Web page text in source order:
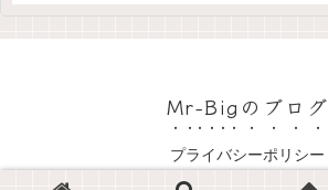
Mr-Bigのブログ
プライバシーポリシー